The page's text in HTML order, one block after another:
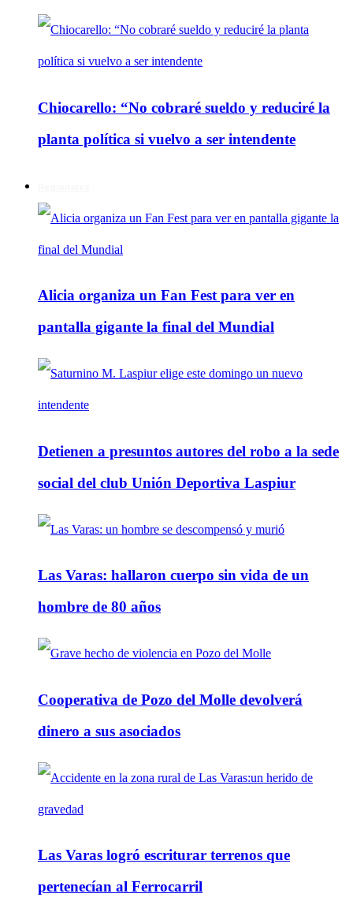
Chiocarello: “No cobraré sueldo y reduciré la
planta política si vuelvo a ser intendente
Alicia organiza un Fan Fest para ver en
pantalla gigante la final del Mundial
Detienen a presuntos autores del robo a la sede
social del club Unión Deportiva Laspiur
Las Varas: hallaron cuerpo sin vida de un
hombre de 80 años
Cooperativa de Pozo del Molle devolverá
dinero a sus asociados
Las Varas logró escriturar terrenos que
pertenecían al Ferrocarril